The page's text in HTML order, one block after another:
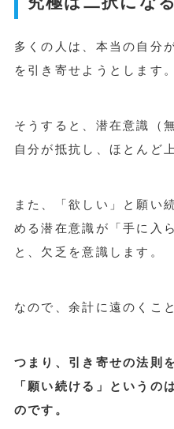
多くの人は、本当の自分
を引き寄せようとします。
そうすると、潜在意識（
自分が抵抗し、ほとんど
また、「欲しい」と願い
める潜在意識が「手に入
と、欠乏を意識します。
なので、余計に遠のくこ
つまり、引き寄せの法則
「願い続ける」というの
のです。